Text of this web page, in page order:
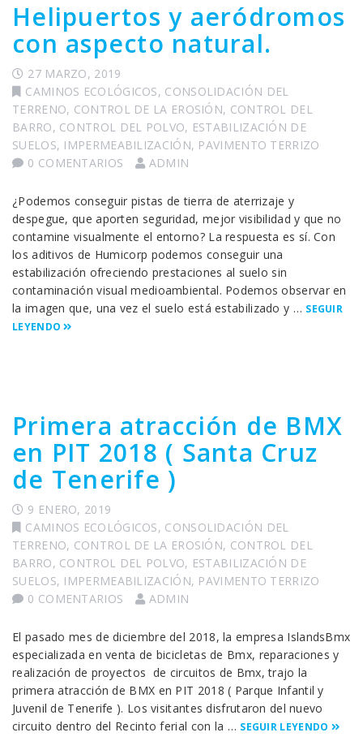
Helipuertos y aeródromos
con aspecto natural.
27 MARZO, 2019
CAMINOS ECOLÓGICOS, CONSOLIDACIÓN DEL
TERRENO, CONTROL DE LA EROSIÓN, CONTROL DEL
BARRO, CONTROL DEL POLVO, ESTABILIZACIÓN DE
SUELOS, IMPERMEABILIZACIÓN, PAVIMENTO TERRIZO
0 COMENTARIOS
ADMIN
¿Podemos conseguir pistas de tierra de aterrizaje y
despegue, que aporten seguridad, mejor visibilidad y que no
contamine visualmente el entorno? La respuesta es sí. Con
los aditivos de Humicorp podemos conseguir una
estabilización ofreciendo prestaciones al suelo sin
contaminación visual medioambiental. Podemos observar en
la imagen que, una vez el suelo está estabilizado y … SEGUIR
LEYENDO
Primera atracción de BMX
en PIT 2018 ( Santa Cruz
de Tenerife )
9 ENERO, 2019
CAMINOS ECOLÓGICOS, CONSOLIDACIÓN DEL
TERRENO, CONTROL DE LA EROSIÓN, CONTROL DEL
BARRO, CONTROL DEL POLVO, ESTABILIZACIÓN DE
SUELOS, IMPERMEABILIZACIÓN, PAVIMENTO TERRIZO
0 COMENTARIOS
ADMIN
El pasado mes de diciembre del 2018, la empresa IslandsBmx
especializada en venta de bicicletas de Bmx, reparaciones y
realización de proyectos de circuitos de Bmx, trajo la
primera atracción de BMX en PIT 2018 ( Parque Infantil y
Juvenil de Tenerife ). Los visitantes disfrutaron del nuevo
circuito dentro del Recinto ferial con la … SEGUIR LEYENDO